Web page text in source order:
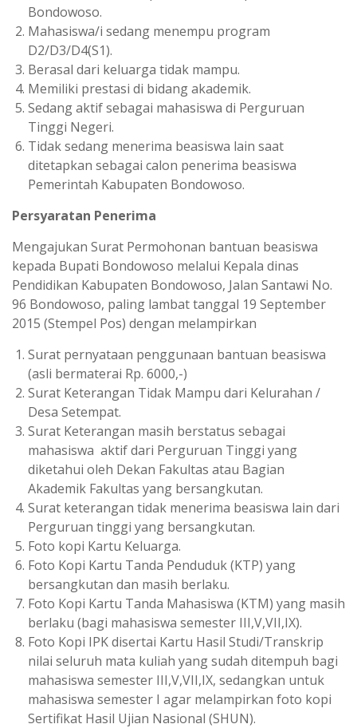
Bondowoso.
Mahasiswa/i sedang menempu program
D2/D3/D4(S1).
Berasal dari keluarga tidak mampu.
Memiliki prestasi di bidang akademik.
Sedang aktif sebagai mahasiswa di Perguruan
Tinggi Negeri.
Tidak sedang menerima beasiswa lain saat
ditetapkan sebagai calon penerima beasiswa
Pemerintah Kabupaten Bondowoso.
Persyaratan Penerima
Mengajukan Surat Permohonan bantuan beasiswa
kepada Bupati Bondowoso melalui Kepala dinas
Pendidikan Kabupaten Bondowoso, Jalan Santawi No.
96 Bondowoso, paling lambat tanggal 19 September
2015 (Stempel Pos) dengan melampirkan
Surat pernyataan penggunaan bantuan beasiswa
(asli bermaterai Rp. 6000,-)
Surat Keterangan Tidak Mampu dari Kelurahan /
Desa Setempat.
Surat Keterangan masih berstatus sebagai
mahasiswa aktif dari Perguruan Tinggi yang
diketahui oleh Dekan Fakultas atau Bagian
Akademik Fakultas yang bersangkutan.
Surat keterangan tidak menerima beasiswa lain dari
Perguruan tinggi yang bersangkutan.
Foto kopi Kartu Keluarga.
Foto Kopi Kartu Tanda Penduduk (KTP) yang
bersangkutan dan masih berlaku.
Foto Kopi Kartu Tanda Mahasiswa (KTM) yang masih
berlaku (bagi mahasiswa semester III,V,VII,IX).
Foto Kopi IPK disertai Kartu Hasil Studi/Transkrip
nilai seluruh mata kuliah yang sudah ditempuh bagi
mahasiswa semester III,V,VII,IX, sedangkan untuk
mahasiswa semester I agar melampirkan foto kopi
Sertifikat Hasil Ujian Nasional (SHUN).